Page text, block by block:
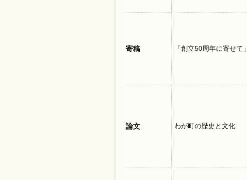
寄稿 「創立50周年に寄せて」
論文 わが町の歴史と文化